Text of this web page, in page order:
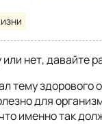
нет, давайте
тему
для
именно так